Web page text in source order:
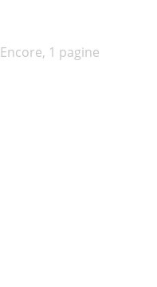
1 pagine